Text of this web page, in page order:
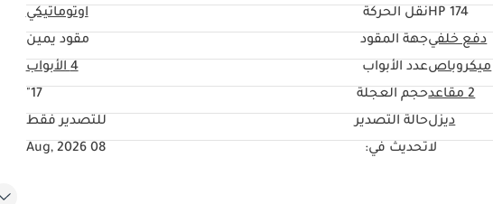
174 HP نقل الحركة
اوتوماتيكي
دفع خلفيجهة المقود
مقود يمين
ميكروباصعدد الأبواب
4 الأبواب
2 مقاعد حجم العجلة
17"
ديزلحالة التصدير
للتصدير فقط
لاتحديث في: 08 Aug, 2026